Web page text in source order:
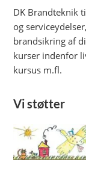
DK Brandteknik
og
brandsikring af
kurser indenfor
kursus m.fl.
Vi støtter